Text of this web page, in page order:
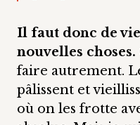
Il faut donc de
nouvelles choses.
faire autrement.
pâlissent et
où on les frotte